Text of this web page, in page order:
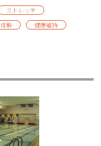
ストレッチ
体幹
健康維持